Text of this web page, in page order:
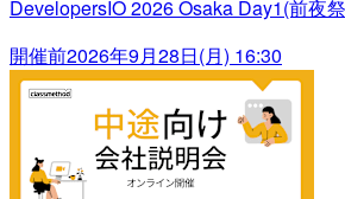
DevelopersIO 2026 Osaka Day1(前夜
開催前2026年9月28日(月) 16:30